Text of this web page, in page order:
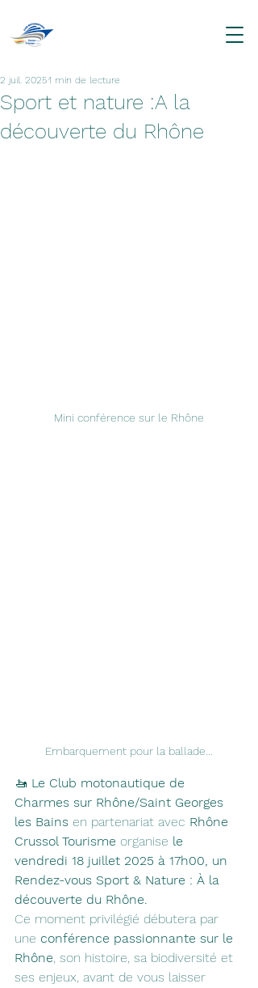
Sport et nature :A la
découverte du Rhône
2 juil. 20251 min de lecture
Mini conférence sur le Rhône
Embarquement pour la ballade...
🚤 Le Club motonautique de
Charmes sur Rhône/Saint Georges
les Bains en partenariat avec Rhône
Crussol Tourisme organise le
vendredi 18 juillet 2025 à 17h00, un
Rendez-vous Sport & Nature : À la
découverte du Rhône.
Ce moment privilégié débutera par
une conférence passionnante sur le
Rhône, son histoire, sa biodiversité et
ses enjeux, avant de vous laisser